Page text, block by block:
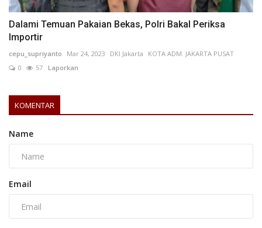
Dalami Temuan Pakaian Bekas, Polri Bakal Periksa
Importir
cepu_supriyanto Mar 24, 2023 DKI Jakarta
KOTA ADM. JAKARTA PUSAT
0
57 Laporkan
KOMENTAR
Name
Email